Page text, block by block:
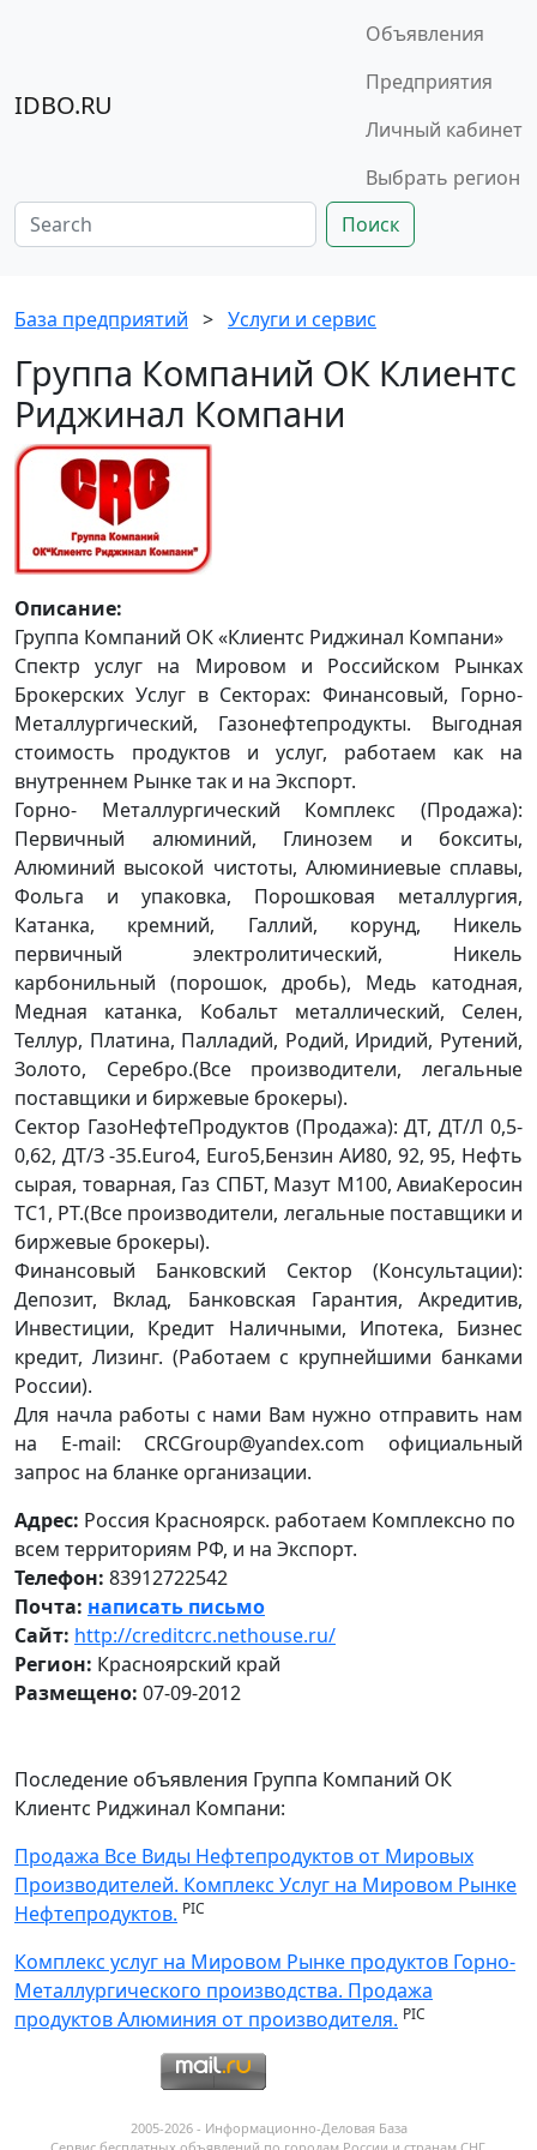
IDBO.RU
Объявления
Предприятия
Личный кабинет
Выбрать регион
Поиск
База предприятий > Услуги и сервис
Группа Компаний ОК Клиентс
Риджинал Компани
Описание:
Группа Компаний ОК «Клиентс Риджинал Компани»
Спектр услуг на Мировом и Российском Рынках
Брокерских Услуг в Секторах: Финансовый, Горно-
Металлургический, Газонефтепродукты. Выгодная
стоимость продуктов и услуг, работаем как на
внутреннем Рынке так и на Экспорт.
Горно- Металлургический Комплекс (Продажа):
Первичный алюминий, Глинозем и бокситы,
Алюминий высокой чистоты, Алюминиевые сплавы,
Фольга и упаковка, Порошковая металлургия,
Катанка, кремний, Галлий, корунд, Никель
первичный электролитический, Никель
карбонильный (порошок, дробь), Медь катодная,
Медная катанка, Кобальт металлический, Селен,
Теллур, Платина, Палладий, Родий, Иридий, Рутений,
Золото, Серебро.(Все производители, легальные
поставщики и биржевые брокеры).
Сектор ГазоНефтеПродуктов (Продажа): ДТ, ДТ/Л 0,5-
0,62, ДТ/З -35.Euro4, Euro5,Бензин АИ80, 92, 95, Нефть
сырая, товарная, Газ СПБТ, Мазут М100, АвиаКеросин
ТС1, РТ.(Все производители, легальные поставщики и
биржевые брокеры).
Финансовый Банковский Сектор (Консультации):
Депозит, Вклад, Банковская Гарантия, Акредитив,
Инвестиции, Кредит Наличными, Ипотека, Бизнес
кредит, Лизинг. (Работаем с крупнейшими банками
России).
Для начла работы с нами Вам нужно отправить нам
на E-mail: CRCGroup@yandex.com официальный
запрос на бланке организации.
Адрес: Россия Красноярск. работаем Комплексно по
всем территориям РФ, и на Экспорт.
Телефон: 83912722542
Почта: написать письмо
Сайт: http://creditcrc.nethouse.ru/
Регион: Красноярский край
Размещено: 07-09-2012
Последение объявления Группа Компаний ОК
Клиентс Риджинал Компани:
Продажа Все Виды Нефтепродуктов от Мировых
Производителей. Комплекс Услуг на Мировом Рынке
Нефтепродуктов. PIC
Комплекс услуг на Мировом Рынке продуктов Горно-
Металлургического производства. Продажа
продуктов Алюминия от производителя. PIC
2005-2026 - Информационнo-Деловая База